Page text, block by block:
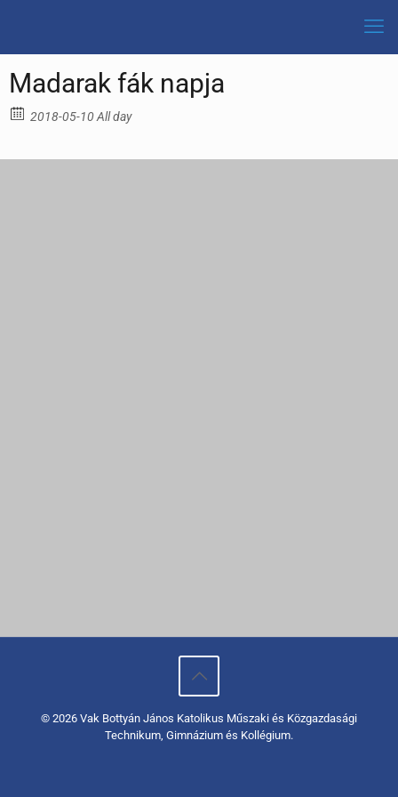
Madarak fák napja
2018-05-10 All day
© 2026 Vak Bottyán János Katolikus Műszaki és Közgazdasági
Technikum, Gimnázium és Kollégium.